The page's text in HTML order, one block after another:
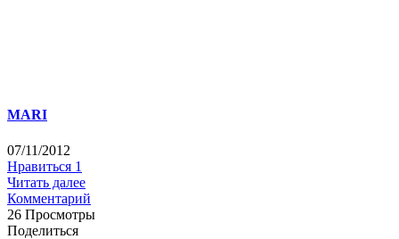
MARI
07/11/2012
Нравиться 1
Читать далее
Комментарий
26 Просмотры
Поделиться